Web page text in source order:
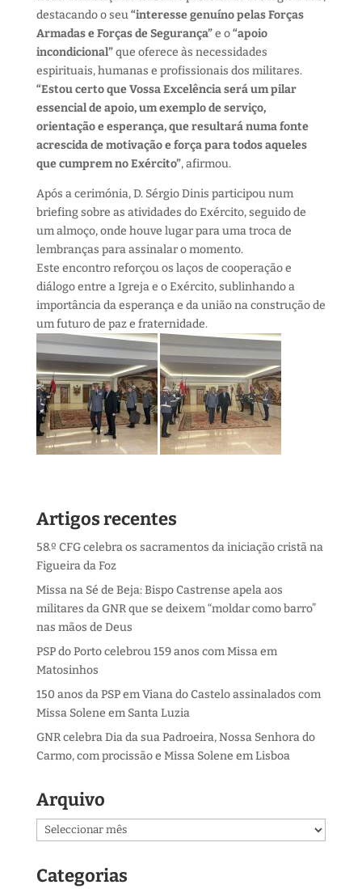
destacando o seu“interesse genuíno pelas Forças
Armadas e Forças de Segurança”e o“apoio
incondicional”que oferece às necessidades
espirituais, humanas e profissionais dos militares.
“Estou certo que Vossa Excelência será um pilar
essencial de apoio, um exemplo de serviço,
orientação e esperança, que resultará numa fonte
acrescida de motivação e força para todos aqueles
que cumprem no Exército”, afirmou.
Após a cerimónia, D. Sérgio Dinis participou num
briefing sobre as atividades do Exército, seguido de
um almoço, onde houve lugar para uma troca de
lembranças para assinalar o momento.
Este encontro reforçou os laços de cooperação e
diálogo entre a Igreja e o Exército, sublinhando a
importância da esperança e da união na construção de
um futuro de paz e fraternidade.
Artigos recentes
58.º CFG celebra os sacramentos da iniciação cristã na
Figueira da Foz
Missa na Sé de Beja: Bispo Castrense apela aos
militares da GNR que se deixem “moldar como barro”
nas mãos de Deus
PSP do Porto celebrou 159 anos com Missa em
Matosinhos
150 anos da PSP em Viana do Castelo assinalados com
Missa Solene em Santa Luzia
GNR celebra Dia da sua Padroeira, Nossa Senhora do
Carmo, com procissão e Missa Solene em Lisboa
Arquivo
Arquivo
Categorias